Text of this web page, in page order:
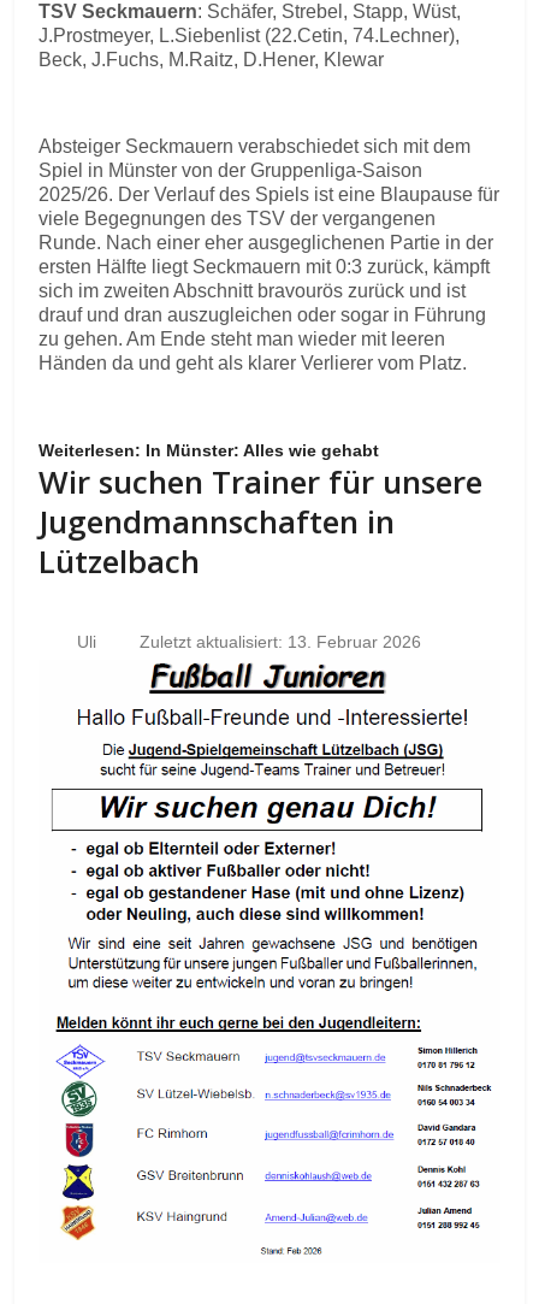
TSV Seckmauern: Schäfer, Strebel, Stapp, Wüst,
J.Prostmeyer, L.Siebenlist (22.Cetin, 74.Lechner),
Beck, J.Fuchs, M.Raitz, D.Hener, Klewar
Absteiger Seckmauern verabschiedet sich mit dem
Spiel in Münster von der Gruppenliga-Saison
2025/26. Der Verlauf des Spiels ist eine Blaupause für
viele Begegnungen des TSV der vergangenen
Runde. Nach einer eher ausgeglichenen Partie in der
ersten Hälfte liegt Seckmauern mit 0:3 zurück, kämpft
sich im zweiten Abschnitt bravourös zurück und ist
drauf und dran auszugleichen oder sogar in Führung
zu gehen. Am Ende steht man wieder mit leeren
Händen da und geht als klarer Verlierer vom Platz.
Weiterlesen: In Münster: Alles wie gehabt
Wir suchen Trainer für unsere
Jugendmannschaften in
Lützelbach
Uli Zuletzt aktualisiert: 13. Februar 2026